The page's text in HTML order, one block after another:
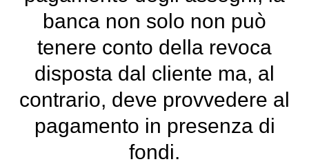
banca non solo non può
tenere conto della revoca
disposta dal cliente ma, al
contrario, deve provvedere al
pagamento in presenza di
fondi.